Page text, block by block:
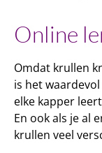
Online
Omdat krullen
is het
elke kapper
En ook als je al
krullen veel